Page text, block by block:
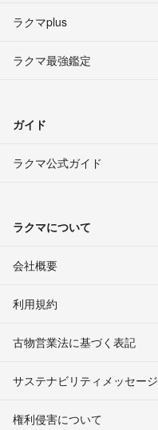
ラクマplus
ラクマ最強鑑定
ガイド
ラクマ公式ガイド
ラクマについて
会社概要
利用規約
古物営業法に基づく表記
サステナビリティメッセージ
権利侵害について